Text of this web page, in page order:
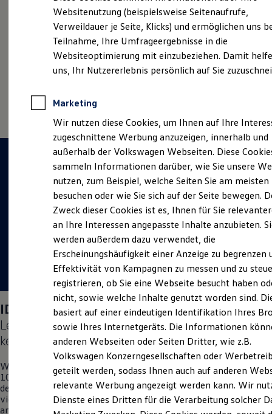
Restschuldversicherungen
Garantien
Wartungsverträge
Geschäftskunden
Professional Class bei Volkswagen
Großkunden
Behörden
Anpfiff zum Gewinn
Elektroautos
ID. Tutorials
Elektrofahrzeugkonzepte
Reichweite
Reichweite der ID. Modelle
Reichweite im Winter
Laden
Laden unterwegs
Laden Zuhause
Ladezeitensimulator
Batterie
Sicherheit
Garantie und Lebensdauer
Nachhaltigkeit
Technologie
Kosten und Kauf
Verbrauchskosten
Kaufoptionen
E-Auto-Förderung
Software und Konnektivität
Die ID. Software 6
ID. Software Versionen und Updates
Digitale Extras
Schnittstellen zu Ihrem ID.
ID. Polo
Days am 04.09.2026:
Lernen Sie den neuen vollelektrischen ID. Polo
kennen.
Wir begrüßen Sie am Freitag, dem 4. September 2026, zwischen
10 und 16 Uhr in unserem Autohaus mit unserem neuen Star,
dem
, zu einem unterhaltsamen Erlebnistag. Erfahren Sie
viele interessante Informationen zum ID. Polound gewinnen Sie
an unserem Glücksrad kleine Überraschungen. Natürlich dürfen
Websitenutzung (beispielsweise Seitenaufrufe,
Verweildauer je Seite, Klicks) und ermöglichen uns
Teilnahme, Ihre Umfrageergebnisse in die
Websiteoptimierung mit einzubeziehen. Damit
uns, Ihr Nutzererlebnis persönlich auf Sie
Marketing
Wir nutzen diese Cookies, um Ihnen auf Ihre
zugeschnittene Werbung anzuzeigen, innerhalb und
außerhalb der Volkswagen Webseiten. Diese
sammeln Informationen darüber, wie Sie unsere
nutzen, zum Beispiel, welche Seiten Sie am meisten
besuchen oder wie Sie sich auf der Seite bewegen.
Zweck dieser Cookies ist es, Ihnen für Sie
an Ihre Interessen angepasste Inhalte anzubieten.
werden außerdem dazu verwendet, die
Erscheinungshäufigkeit einer Anzeige zu begrenzen
Effektivität von Kampagnen zu messen und zu
registrieren, ob Sie eine Webseite besucht haben
nicht, sowie welche Inhalte genutzt worden sind.
basiert auf einer eindeutigen Identifikation Ihres
sowie Ihres Internetgeräts. Die Informationen
anderen Webseiten oder Seiten Dritter, wie z.B.
Volkswagen Konzerngesellschaften oder
geteilt werden, sodass Ihnen auch auf anderen
relevante Werbung angezeigt werden kann. Wir
Dienste eines Dritten für die Verarbeitung solcher